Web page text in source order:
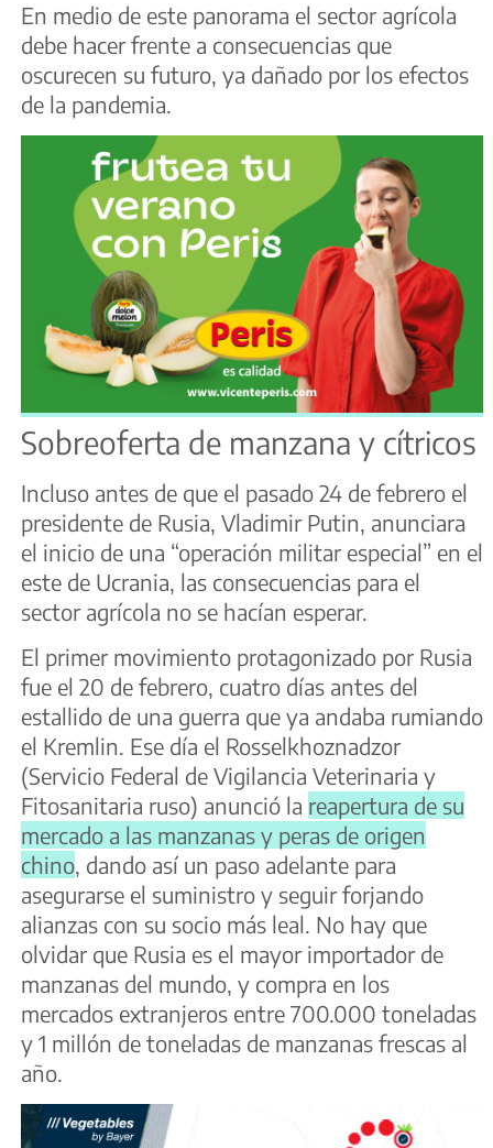
En medio de este panorama el sector agrícola
debe hacer frente a consecuencias que
oscurecen su futuro, ya dañado por los efectos
de la pandemia.
Sobreoferta de manzana y cítricos
Incluso antes de que el pasado 24 de febrero el
presidente de Rusia, Vladimir Putin, anunciara
el inicio de una “operación militar especial” en el
este de Ucrania, las consecuencias para el
sector agrícola no se hacían esperar.
El primer movimiento protagonizado por Rusia
fue el 20 de febrero, cuatro días antes del
estallido de una guerra que ya andaba rumiando
el Kremlin. Ese día el Rosselkhoznadzor
(Servicio Federal de Vigilancia Veterinaria y
Fitosanitaria ruso) anunció la reapertura de su
mercado a las manzanas y peras de origen
chino, dando así un paso adelante para
asegurarse el suministro y seguir forjando
alianzas con su socio más leal. No hay que
olvidar que Rusia es el mayor importador de
manzanas del mundo, y compra en los
mercados extranjeros entre 700.000 toneladas
y 1 millón de toneladas de manzanas frescas al
año.